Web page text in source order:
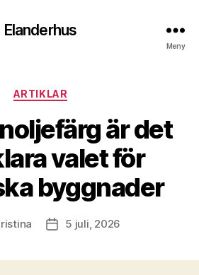
Elanderhus
Meny
Kategorier
ARTIKLAR
är det
valet för
byggnader
Inläggsdatum
5 juli, 2026